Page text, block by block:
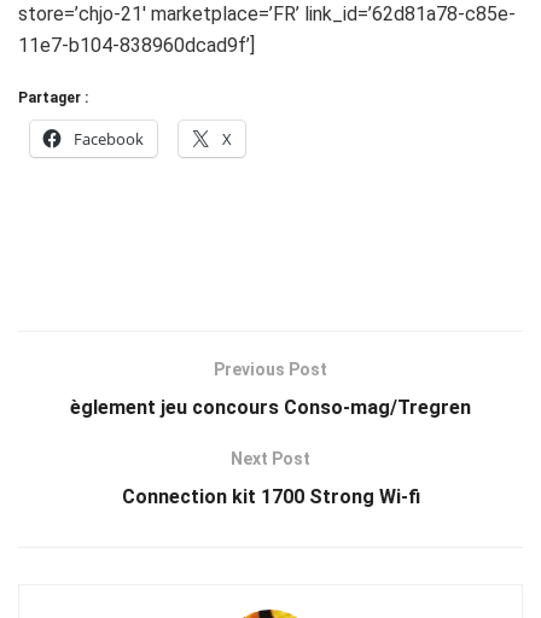
store=’chjo-21′ marketplace=’FR’ link_id=’62d81a78-c85e-
11e7-b104-838960dcad9f’]
Partager :
Facebook X
Previous Post
èglement jeu concours Conso-mag/Tregren
Next Post
Connection kit 1700 Strong Wi-fi